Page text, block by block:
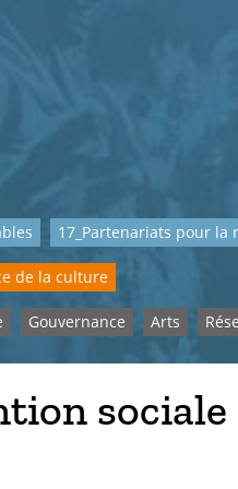
17_Partenariats pour la
de la culture
Gouvernance Arts
sociale